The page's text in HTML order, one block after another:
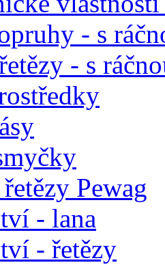
- s
- s
Pewag
- lana
- řetězy